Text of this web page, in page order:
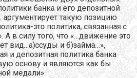
банка и его депозитной
аргументирует такую позицию
это политика, связанная с
в силу того, что «…движение это
вид…а)ссуды и б)займа…»,
и депозитная политика банка
основу и являются как бы
медали».